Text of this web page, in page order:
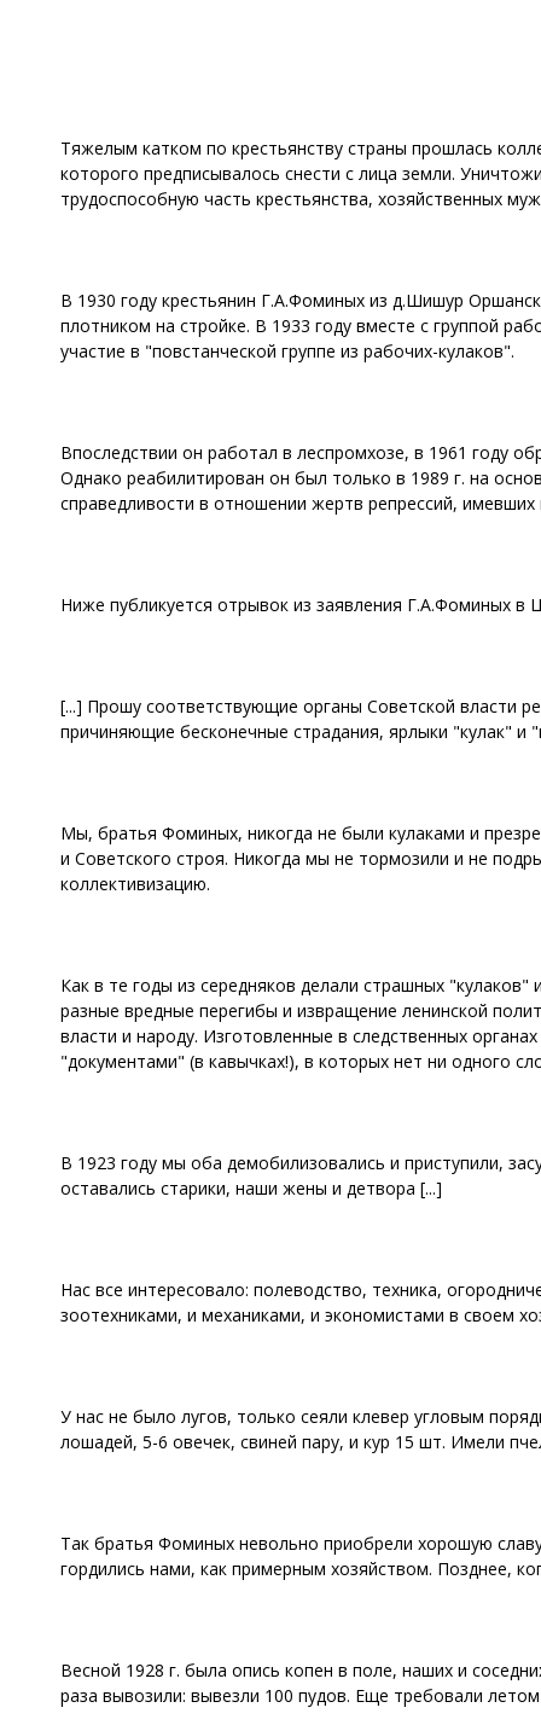
Тяжелым катком по крестьянству страны прошлась
которого предписывалось снести с лица земли.
трудоспособную часть крестьянства, хозяйственных
В 1930 году крестьянин Г.А.Фоминых из д.Шишур
плотником на стройке. В 1933 году вместе с группой
участие в "повстанческой группе из рабочих-кулаков".
Впоследствии он работал в леспромхозе, в 1961 году
Однако реабилитирован он был только в 1989 г. на
справедливости в отношении жертв репрессий,
Ниже публикуется отрывок из заявления Г.А.Фоминых в
[...] Прошу соответствующие органы Советской власти
причиняющие бесконечные страдания, ярлыки "кулак" и
Мы, братья Фоминых, никогда не были кулаками и
и Советского строя. Никогда мы не тормозили и не
коллективизацию.
Как в те годы из середняков делали страшных
разные вредные перегибы и извращение ленинской
власти и народу. Изготовленные в следственных
"документами" (в кавычках!), в которых нет ни одного
В 1923 году мы оба демобилизовались и приступили,
оставались старики, наши жены и детвора [...]
Нас все интересовало: полеводство, техника,
зоотехниками, и механиками, и экономистами в своем
У нас не было лугов, только сеяли клевер угловым
лошадей, 5-6 овечек, свиней пару, и кур 15 шт. Имели
Так братья Фоминых невольно приобрели хорошую
гордились нами, как примерным хозяйством. Позднее,
Весной 1928 г. была опись копен в поле, наших и
раза вывозили: вывезли 100 пудов. Еще требовали